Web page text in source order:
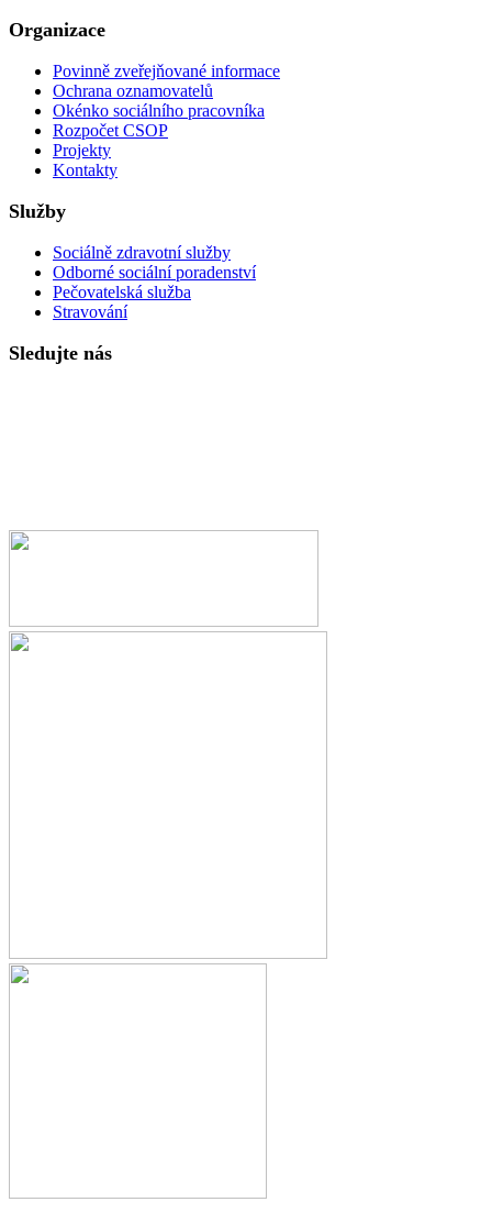
Organizace
Povinně zveřejňované informace
Ochrana oznamovatelů
Okénko sociálního pracovníka
Rozpočet CSOP
Projekty
Kontakty
Služby
Sociálně zdravotní služby
Odborné sociální poradenství
Pečovatelská služba
Stravování
Sledujte nás